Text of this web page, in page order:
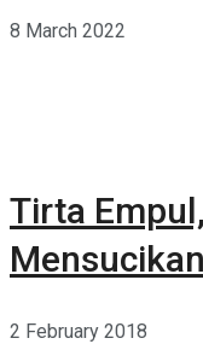
8 March 2022
Tirta
2 February 2018